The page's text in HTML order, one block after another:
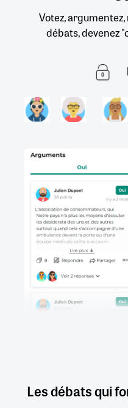
Votez,
débats, devenez
Les débats qui